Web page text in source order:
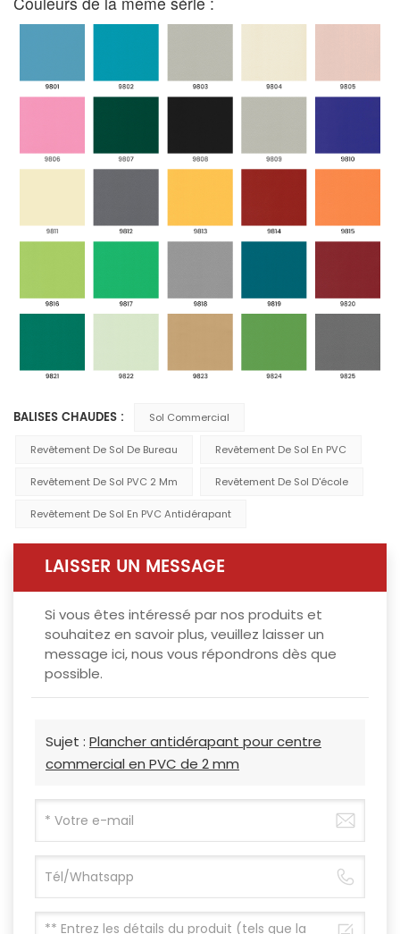
BALISES CHAUDES : Sol Commercial
Revêtement De Sol De Bureau Revêtement De Sol En PVC
Revêtement De Sol PVC 2 Mm Revêtement De Sol D'école
Revêtement De Sol En PVC Antidérapant
LAISSER UN MESSAGE
Si vous êtes intéressé par nos produits et
souhaitez en savoir plus, veuillez laisser un
message ici, nous vous répondrons dès que
possible.
Sujet : Plancher antidérapant pour centre
commercial en PVC de 2 mm